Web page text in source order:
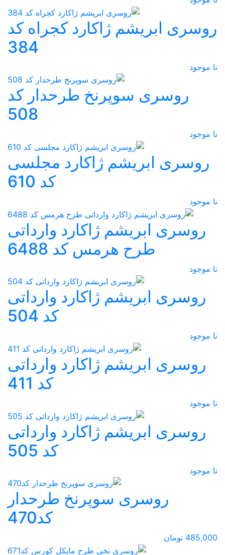
روسری ابریشم ژاکارد کجراه کد
384
نا موجود
روسری سوپرنخ طرحدار کد
508
نا موجود
روسری ابریشم ژاکارد مجلسی
کد 610
نا موجود
روسری ابریشم ژاکارد وارداتی
طرح هرمس کد 6488
نا موجود
روسری ابریشم ژاکارد وارداتی
کد 504
نا موجود
روسری ابریشم ژاکارد وارداتی
کد 411
نا موجود
روسری ابریشم ژاکارد وارداتی
کد 505
نا موجود
روسری سوپرنخ طرحدار
کد470
485,000 تومان